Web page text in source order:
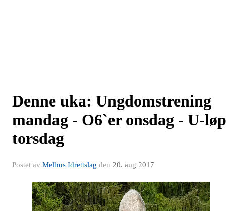
Denne uka: Ungdomstrening
mandag - O6`er onsdag - U-løp
torsdag
Postet av Melhus Idrettslag den 20. aug 2017